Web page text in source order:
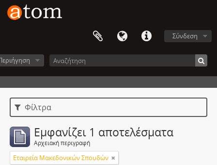
Σύνδεση
Φίλτρα
Εμφανίζει 1 αποτελέσματα
Αρχειακή περιγραφή
Εταιρεία Μακεδονικών Σπουδών